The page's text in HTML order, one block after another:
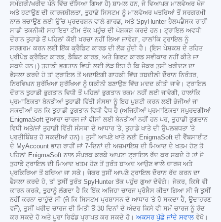
ਸਮੱਗਰੀ/ਖਰੀਦ ਪੰਨੇ ਵਿੱਚ ਦੱਸਿਆ ਗਿਆ ਹੈ) ਸ਼ਾਮਲ ਹਨ, ਜੋ ਵਿਆਪਕ ਮਾਲਵੇਅਰ ਖੋਜ
ਅਤੇ ਹਟਾਉਣ ਦੀ ਕਾਰਜਸ਼ੀਲਤਾ, ਤੁਹਾਡੇ ਸਿਸਟਮ ਨੂੰ ਮਾਲਵੇਅਰ ਖਤਰਿਆਂ ਤੋਂ ਸਰਗਰਮੀ
ਨਾਲ ਬਚਾਉਣ ਲਈ ਉੱਚ-ਪ੍ਰਦਰਸ਼ਨ ਵਾਲੇ ਗਾਰਡ, ਅਤੇ SpyHunter ਹੈਲਪਡੈਸਕ ਰਾਹੀਂ
ਸਾਡੀ ਤਕਨੀਕੀ ਸਹਾਇਤਾ ਟੀਮ ਤੱਕ ਪਹੁੰਚ ਦੀ ਪੇਸ਼ਕਸ਼ ਕਰਦੇ ਹਨ। ਟ੍ਰਾਇਲ ਅਵਧੀ
ਦੌਰਾਨ ਤੁਹਾਡੇ ਤੋਂ ਪਹਿਲਾਂ ਕੋਈ ਖਰਚਾ ਨਹੀਂ ਲਿਆ ਜਾਵੇਗਾ, ਹਾਲਾਂਕਿ ਟ੍ਰਾਇਲ ਨੂੰ
ਸਰਗਰਮ ਕਰਨ ਲਈ ਇੱਕ ਕ੍ਰੈਡਿਟ ਕਾਰਡ ਦੀ ਲੋੜ ਹੁੰਦੀ ਹੈ। (ਇਸ ਪੇਸ਼ਕਸ਼ ਦੇ ਤਹਿਤ
ਪ੍ਰੀਪੇਡ ਕ੍ਰੈਡਿਟ ਕਾਰਡ, ਡੈਬਿਟ ਕਾਰਡ, ਅਤੇ ਗਿਫਟ ਕਾਰਡ ਸਵੀਕਾਰ ਨਹੀਂ ਕੀਤੇ ਜਾ
ਸਕਦੇ ਹਨ।) ਤੁਹਾਡੀ ਭੁਗਤਾਨ ਵਿਧੀ ਲਈ ਲੋੜ ਇਹ ਹੈ ਕਿ ਜੇਕਰ ਤੁਸੀਂ ਖਰੀਦਣ ਦਾ
ਫੈਸਲਾ ਕਰਦੇ ਹੋ ਤਾਂ ਟ੍ਰਾਇਲ ਤੋਂ ਅਦਾਇਗੀ ਗਾਹਕੀ ਵਿੱਚ ਤਬਦੀਲੀ ਦੌਰਾਨ ਨਿਰੰਤਰ,
ਨਿਰਵਿਘਨ ਸੁਰੱਖਿਆ ਸੁਰੱਖਿਆ ਨੂੰ ਯਕੀਨੀ ਬਣਾਉਣ ਵਿੱਚ ਮਦਦ ਕੀਤੀ ਜਾਵੇ। ਟ੍ਰਾਇਲ
ਦੌਰਾਨ ਤੁਹਾਡੀ ਭੁਗਤਾਨ ਵਿਧੀ ਤੋਂ ਪਹਿਲਾਂ ਭੁਗਤਾਨ ਰਕਮ ਨਹੀਂ ਲਈ ਜਾਵੇਗੀ, ਹਾਲਾਂਕਿ
ਪ੍ਰਮਾਣਿਕਤਾ ਬੇਨਤੀਆਂ ਤੁਹਾਡੀ ਵਿੱਤੀ ਸੰਸਥਾ ਨੂੰ ਇਹ ਪੁਸ਼ਟੀ ਕਰਨ ਲਈ ਭੇਜੀਆਂ ਜਾ
ਸਕਦੀਆਂ ਹਨ ਕਿ ਤੁਹਾਡੀ ਭੁਗਤਾਨ ਵਿਧੀ ਵੈਧ ਹੈ (ਅਜਿਹੀਆਂ ਪ੍ਰਮਾਣਿਕਤਾ ਸਪੁਰਦਗੀਆਂ
EnigmaSoft ਦੁਆਰਾ ਚਾਰਜ ਜਾਂ ਫੀਸਾਂ ਲਈ ਬੇਨਤੀਆਂ ਨਹੀਂ ਹਨ ਪਰ, ਤੁਹਾਡੀ ਭੁਗਤਾਨ
ਵਿਧੀ ਅਤੇ/ਜਾਂ ਤੁਹਾਡੀ ਵਿੱਤੀ ਸੰਸਥਾ ਦੇ ਆਧਾਰ 'ਤੇ, ਤੁਹਾਡੇ ਖਾਤੇ ਦੀ ਉਪਲਬਧਤਾ 'ਤੇ
ਪ੍ਰਤੀਬਿੰਬਤ ਹੋ ਸਕਦੀਆਂ ਹਨ)। ਤੁਸੀਂ ਆਪਣੇ ਖਾਤੇ ਲਈ EnigmaSoft ਦੀ ਵੈੱਬਸਾਈਟ
ਦੇ MyAccount ਭਾਗ ਰਾਹੀਂ ਜਾਂ 7-ਦਿਨਾਂ ਦੀ ਅਜ਼ਮਾਇਸ਼ ਦੀ ਮਿਆਦ ਦੇ ਖਤਮ ਹੋਣ ਤੋਂ
ਪਹਿਲਾਂ EnigmaSoft ਨਾਲ ਸੰਪਰਕ ਕਰਕੇ ਆਪਣਾ ਟ੍ਰਾਇਲ ਰੱਦ ਕਰ ਸਕਦੇ ਹੋ ਤਾਂ ਜੋ
ਤੁਹਾਡੇ ਟ੍ਰਾਇਲ ਦੀ ਮਿਆਦ ਖਤਮ ਹੋਣ ਤੋਂ ਤੁਰੰਤ ਬਾਅਦ ਆਉਣ ਵਾਲੇ ਚਾਰਜ ਅਤੇ
ਪ੍ਰਕਿਰਿਆ ਤੋਂ ਬਚਿਆ ਜਾ ਸਕੇ। ਜੇਕਰ ਤੁਸੀਂ ਆਪਣੇ ਟ੍ਰਾਇਲ ਦੌਰਾਨ ਰੱਦ ਕਰਨ ਦਾ
ਫੈਸਲਾ ਕਰਦੇ ਹੋ, ਤਾਂ ਤੁਸੀਂ ਤੁਰੰਤ SpyHunter ਤੱਕ ਪਹੁੰਚ ਗੁਆ ਦੇਵੋਗੇ। ਜੇਕਰ, ਕਿਸੇ ਵੀ
ਕਾਰਨ ਕਰਕੇ, ਤੁਹਾਨੂੰ ਲੱਗਦਾ ਹੈ ਕਿ ਇੱਕ ਅਜਿਹਾ ਚਾਰਜ ਪ੍ਰੋਸੈਸ ਕੀਤਾ ਗਿਆ ਸੀ ਜੋ ਤੁਸੀਂ
ਨਹੀਂ ਕਰਨਾ ਚਾਹੁੰਦੇ ਸੀ (ਜੋ ਕਿ ਸਿਸਟਮ ਪ੍ਰਸ਼ਾਸਨ ਦੇ ਆਧਾਰ 'ਤੇ ਹੋ ਸਕਦਾ ਹੈ, ਉਦਾਹਰਣ
ਵਜੋਂ), ਤੁਸੀਂ ਖਰੀਦ ਚਾਰਜ ਦੀ ਮਿਤੀ ਤੋਂ 30 ਦਿਨਾਂ ਦੇ ਅੰਦਰ ਕਿਸੇ ਵੀ ਸਮੇਂ ਚਾਰਜ ਨੂੰ ਰੱਦ
ਕਰ ਸਕਦੇ ਹੋ ਅਤੇ ਪੂਰਾ ਰਿਫੰਡ ਪ੍ਰਾਪਤ ਕਰ ਸਕਦੇ ਹੋ। ਅਕਸਰ ਪੁੱਛੇ ਜਾਂਦੇ ਸਵਾਲ ਵੇਖੋ।